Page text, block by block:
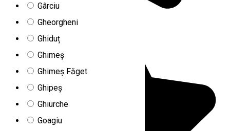
Gârciu
Gheorgheni
Ghiduț
Ghimeș
Ghimeș Făget
Ghipeș
Ghiurche
Goagiu